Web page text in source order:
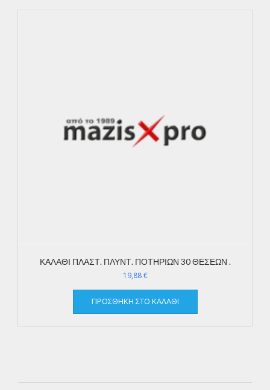
ΚΑΛΑΘΙ ΠΛΑΣΤ. ΠΛΥΝΤ. ΠΟΤΗΡΙΩΝ 30 ΘΕΣΕΩΝ .
19,88€
ΠΡΟΣΘΉΚΗ ΣΤΟ ΚΑΛΆΘΙ